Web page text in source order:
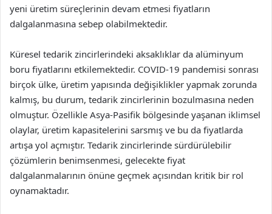
yeni üretim süreçlerinin devam etmesi fiyatların
dalgalanmasına sebep olabilmektedir.
Küresel tedarik zincirlerindeki aksaklıklar da alüminyum
boru fiyatlarını etkilemektedir. COVID-19 pandemisi sonrası
birçok ülke, üretim yapısında değişiklikler yapmak zorunda
kalmış, bu durum, tedarik zincirlerinin bozulmasına neden
olmuştur. Özellikle Asya-Pasifik bölgesinde yaşanan iklimsel
olaylar, üretim kapasitelerini sarsmış ve bu da fiyatlarda
artışa yol açmıştır. Tedarik zincirlerinde sürdürülebilir
çözümlerin benimsenmesi, gelecekte fiyat
dalgalanmalarının önüne geçmek açısından kritik bir rol
oynamaktadır.